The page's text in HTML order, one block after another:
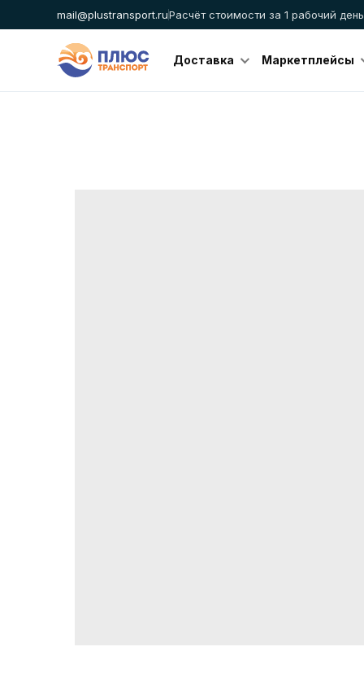
mail@plustransport.ruРасчёт стоимости за 1 рабочий день
Доставка Маркетплейсы